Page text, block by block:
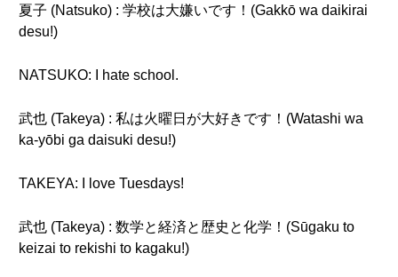
夏子 (Natsuko) : 学校は大嫌いです！(Gakkō wa daikirai
desu!)
NATSUKO: I hate school.
武也 (Takeya) : 私は火曜日が大好きです！(Watashi wa
ka-yōbi ga daisuki desu!)
TAKEYA: I love Tuesdays!
武也 (Takeya) : 数学と経済と歴史と化学！(Sūgaku to
keizai to rekishi to kagaku!)